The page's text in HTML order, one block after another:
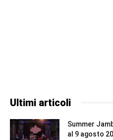
Ultimi articoli
Summer
al 9 agosto